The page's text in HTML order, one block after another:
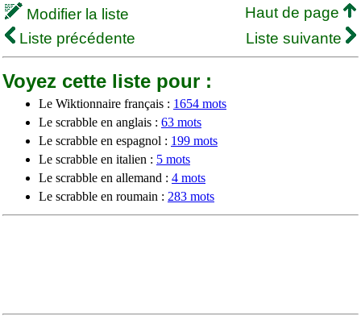
Modifier la liste
Haut de page
Liste précédente
Liste suivante
Voyez cette liste pour :
Le Wiktionnaire français : 1654 mots
Le scrabble en anglais : 63 mots
Le scrabble en espagnol : 199 mots
Le scrabble en italien : 5 mots
Le scrabble en allemand : 4 mots
Le scrabble en roumain : 283 mots